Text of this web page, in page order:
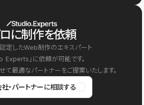
に制作を依頼
定したWeb制作のエキスパート
Experts」に依頼が可能です。
最適なパートナーをご提案いたします。
・パートナーに相談する